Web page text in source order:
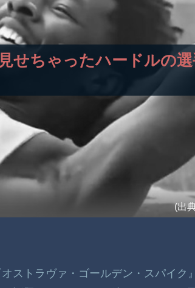
せちゃったハードルの
(出
ストラヴァ・ゴールデン・スパイク